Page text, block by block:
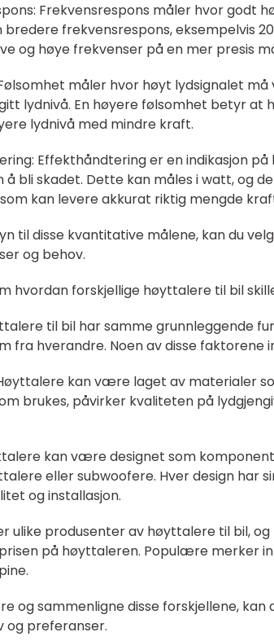
Frekvensrespons måler hvor godt
bredere frekvensrespons, eksempelvis
og høye frekvenser på en mer presis
måler hvor høyt lydsignalet
lydnivå. En høyere følsomhet betyr
lydnivå med mindre kraft.
Effekthåndtering er en indikasjon
å bli skadet. Dette kan måles i watt, og
kan levere akkurat riktig mengde
til disse kvantitative målene, kan du
og behov.
hvordan forskjellige høyttalere til bil
til bil har samme grunnleggende
fra hverandre. Noen av disse faktorene
kan være laget av materialer
brukes, påvirker kvaliteten på
kan være designet som
eller subwoofere. Hver design har
og installasjon.
ulike produsenter av høyttalere til bil,
på høyttaleren. Populære merker
og sammenligne disse forskjellene,
og preferanser.